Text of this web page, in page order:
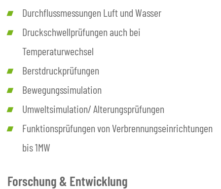
Durchflussmessungen Luft und Wasser
Druckschwellprüfungen auch bei
Temperaturwechsel
Berstdruckprüfungen
Bewegungssimulation
Umweltsimulation/ Alterungsprüfungen
Funktionsprüfungen von Verbrennungseinrichtungen
bis 1MW
Forschung & Entwicklung